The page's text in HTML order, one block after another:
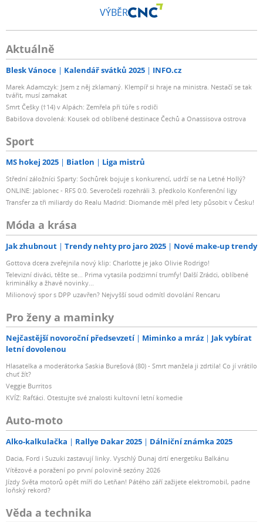
VÝBĚR
Aktuálně
Blesk Vánoce Kalendář svátků 2025 INFO.cz
Marek Adamczyk: Jsem z něj zklamaný. Klempíř si hraje na ministra. Nestačí se tak
tvářit, musí zamakat
Smrt Češky (†14) v Alpách: Zemřela při túře s rodiči
Babišova dovolená: Kousek od oblíbené destinace Čechů a Onassisova ostrova
Sport
MS hokej 2025 Biatlon Liga mistrů
Střední záložníci Sparty: Sochůrek bojuje s konkurencí, udrží se na Letné Hollý?
ONLINE: Jablonec - RFS 0:0. Severočeši rozehráli 3. předkolo Konferenční ligy
Transfer za tři miliardy do Realu Madrid: Diomande měl před lety působit v Česku!
Móda a krása
Jak zhubnout Trendy nehty pro jaro 2025 Nové make-up trendy
Gottova dcera zveřejnila nový klip: Charlotte je jako Olivie Rodrigo!
Televizní diváci, těšte se... Prima vytasila podzimní trumfy! Další Zrádci, oblíbené
kriminálky a žhavé novinky...
Milionový spor s DPP uzavřen? Nejvyšší soud odmítl dovolání Rencaru
Pro ženy a maminky
Nejčastější novoroční předsevzetí Miminko a mráz
Jak vybírat
letní dovolenou
Hlasatelka a moderátorka Saskia Burešová (80) - Smrt manžela ji zdrtila! Co jí vrátilo
chuť žít?
Veggie Burritos
KVÍZ: Rafťáci. Otestujte své znalosti kultovní letní komedie
Auto-moto
Alko-kalkulačka Rallye Dakar 2025 Dálniční známka 2025
Dacia, Ford i Suzuki zastavují linky. Vyschlý Dunaj drtí energetiku Balkánu
Vítězové a poražení po první polovině sezóny 2026
Jízdy Světa motorů opět míří do Letňan! Pátého září zažijete elektromobil, padne
loňský rekord?
Věda a technika